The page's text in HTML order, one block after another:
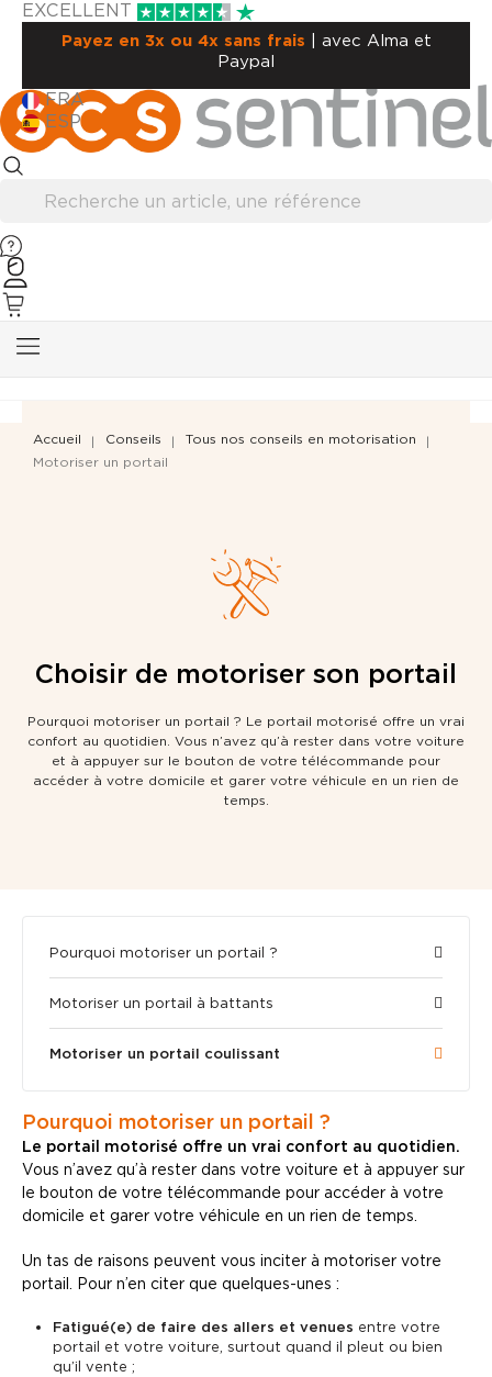
EXCELLENT
Payez en 3x ou 4x sans frais | avec Alma et
Paypal
FRA
ESP
Accueil Conseils
Tous nos conseils en motorisation
Motoriser un portail
Choisir de motoriser son portail
Pourquoi motoriser un portail ? Le portail motorisé offre un vrai
confort au quotidien. Vous n’avez qu’à rester dans votre voiture
et à appuyer sur le bouton de votre télécommande pour
accéder à votre domicile et garer votre véhicule en un rien de
temps.
Pourquoi motoriser un portail ?​
Motoriser un portail à battants
Motoriser un portail coulissant
Pourquoi motoriser un portail ?
Le portail motorisé offre un vrai confort au quotidien.
Vous n’avez qu’à rester dans votre voiture et à appuyer sur
le bouton de votre télécommande pour accéder à votre
domicile et garer votre véhicule en un rien de temps.
Un tas de raisons peuvent vous inciter à motoriser votre
portail. Pour n’en citer que quelques-unes :
Fatigué(e) de faire des allers et venues entre votre
portail et votre voiture, surtout quand il pleut ou bien
qu’il vente ;